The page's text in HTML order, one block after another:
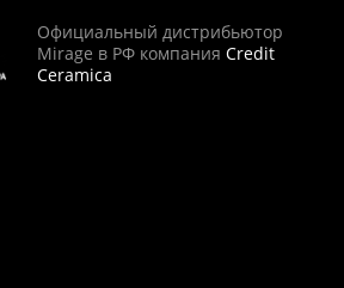
Официальный дистрибьютор
Mirage в РФ компания Credit
Ceramica